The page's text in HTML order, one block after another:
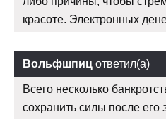
красоте. Электронных
Вольфшпиц ответил(а)
Всего несколько
сохранить силы после его